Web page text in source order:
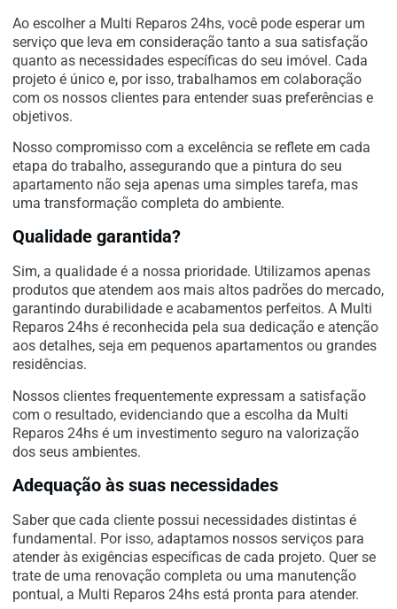
Ao escolher a Multi Reparos 24hs, você pode esperar um
serviço que leva em consideração tanto a sua satisfação
quanto as necessidades específicas do seu imóvel. Cada
projeto é único e, por isso, trabalhamos em colaboração
com os nossos clientes para entender suas preferências e
objetivos.
Nosso compromisso com a excelência se reflete em cada
etapa do trabalho, assegurando que a pintura do seu
apartamento não seja apenas uma simples tarefa, mas
uma transformação completa do ambiente.
Qualidade garantida?
Sim, a qualidade é a nossa prioridade. Utilizamos apenas
produtos que atendem aos mais altos padrões do mercado,
garantindo durabilidade e acabamentos perfeitos. A Multi
Reparos 24hs é reconhecida pela sua dedicação e atenção
aos detalhes, seja em pequenos apartamentos ou grandes
residências.
Nossos clientes frequentemente expressam a satisfação
com o resultado, evidenciando que a escolha da Multi
Reparos 24hs é um investimento seguro na valorização
dos seus ambientes.
Adequação às suas necessidades
Saber que cada cliente possui necessidades distintas é
fundamental. Por isso, adaptamos nossos serviços para
atender às exigências específicas de cada projeto. Quer se
trate de uma renovação completa ou uma manutenção
pontual, a Multi Reparos 24hs está pronta para atender.